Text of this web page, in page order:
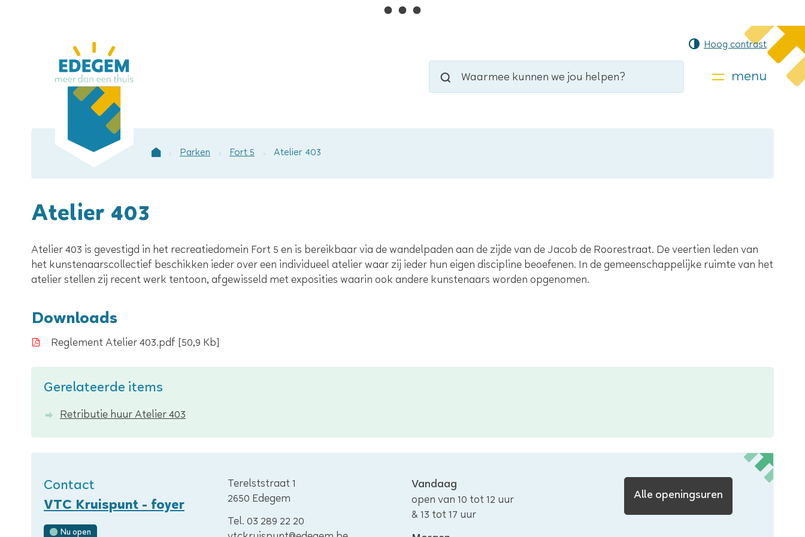
Hoog contrast
Lokaal
bestuur
Edegem
kunnen
helpen?
Zoeken menu
Parken Fort 5 Atelier 403
Atelier 403
Atelier 403 is gevestigd in het recreatiedomein Fort 5 en is bereikbaar via de wandelpaden aan de zijde van de Jacob de Roorestraat. De veertien leden van
het kunstenaarscollectief beschikken ieder over een individueel atelier waar zij ieder hun eigen discipline beoefenen. In de gemeenschappelijke ruimte van het
atelier stellen zij recent werk tentoon, afgewisseld met exposities waarin ook andere kunstenaars worden opgenomen.
Downloads
Reglement Atelier 403.pdf 50,9 Kb
Gerelateerde items
Retributie huur Atelier 403
Contact
VTC Kruispunt - foyer
Nu open
Adres
Terelststraat 1
,2650 Edegem
Tel. 03 289 22 20
Openingsuren
Vandaag
open van 10 tot12 uur
& 13 tot17 uur
Alle openingsuren
Kruispunt